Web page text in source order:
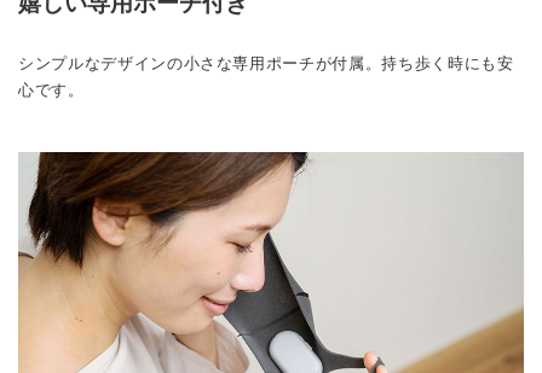
シンプルなデザインの小さな専用ポーチが付属。持ち歩く時にも安
心です。